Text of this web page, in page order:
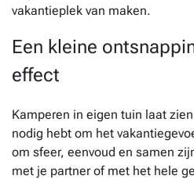
vakantieplek van maken.
Een kleine
effect
Kamperen in eigen tuin laat
nodig hebt om het
om sfeer, eenvoud en samen
met je partner of met het hele